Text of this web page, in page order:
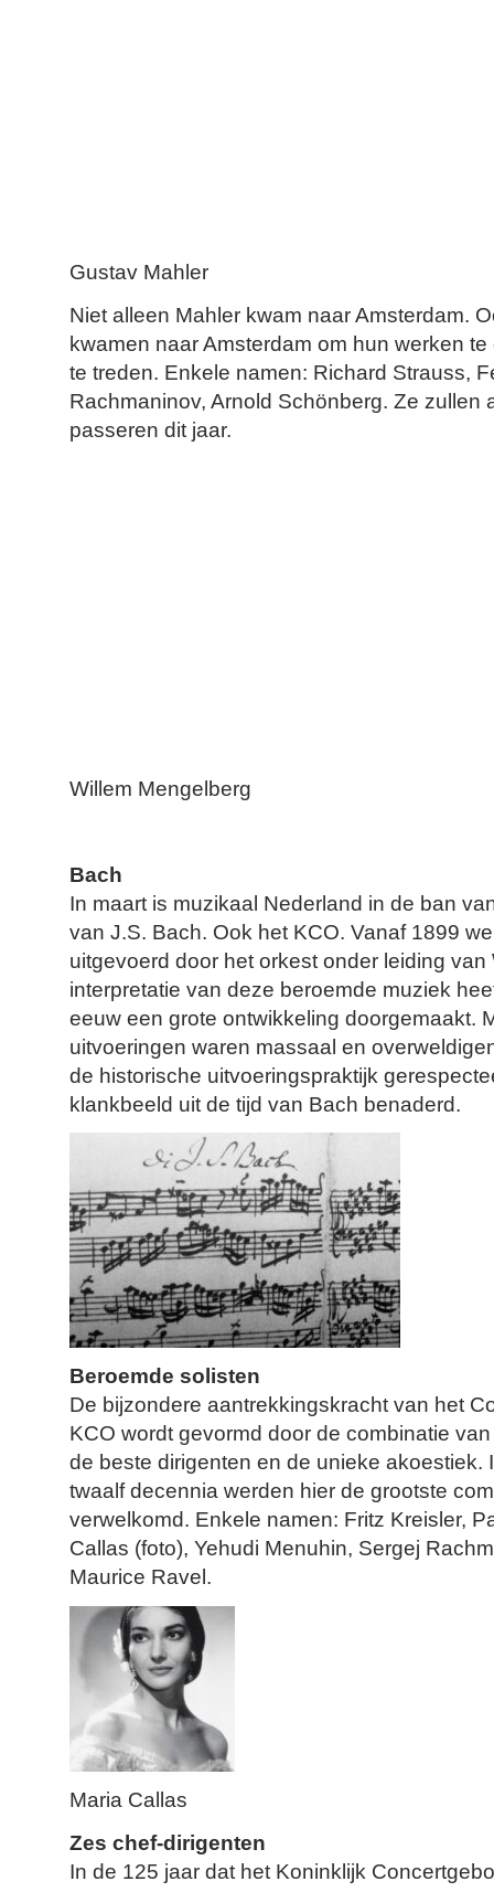
Gustav Mahler
Niet alleen Mahler kwam naar Amsterdam.
kwamen naar Amsterdam om hun werken
te treden. Enkele namen: Richard Strauss,
Rachmaninov, Arnold Schönberg. Ze zullen
passeren dit jaar.
Willem Mengelberg
Bach
In maart is muzikaal Nederland in de ban
van J.S. Bach. Ook het KCO. Vanaf 1899
uitgevoerd door het orkest onder leiding
interpretatie van deze beroemde muziek
eeuw een grote ontwikkeling doorgemaakt.
uitvoeringen waren massaal en
de historische uitvoeringspraktijk
klankbeeld uit de tijd van Bach benaderd.
Beroemde solisten
De bijzondere aantrekkingskracht van het
KCO wordt gevormd door de combinatie
de beste dirigenten en de unieke akoestiek.
twaalf decennia werden hier de grootste
verwelkomd. Enkele namen: Fritz Kreisler,
Callas (foto), Yehudi Menuhin, Sergej
Maurice Ravel.
Maria Callas
Zes chef-dirigenten
In de 125 jaar dat het Koninklijk